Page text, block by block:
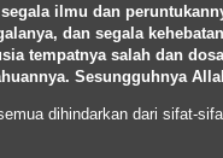
segala ilmu dan
, dan segala kehebatan
tempatnya salah dan dosa
. Sesungguhnya
dihindarkan dari sifat-